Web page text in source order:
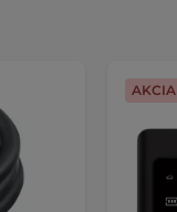
AKCIA